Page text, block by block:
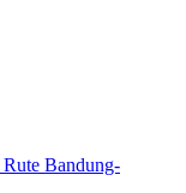
Bandung-